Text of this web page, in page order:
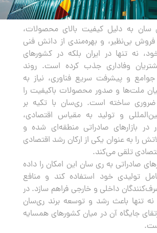
به دلیل کیفیت بالای محصولات،
بی‌نظیر، و بهره‌مندی از دانش فنی
نه تنها در ایران بلکه در کشورهای
وفاداری جذب کرده است. روند
و پیشرفت سریع فناوری، نیاز به
ملت‌ها و صدور محصولات باکیفیت را
ساخته است. ری‌سان با تکیه بر
و تولید به مقیاس اقتصادی،
بازارهای صادراتی منطقه‌ای شده و
را به عنوان یکی از ارکان رشد اقتصادی
تلقی می‌کند.
صادراتی به ری سان این امکان را داده
تولیدی خود استفاده کند و منافع
داخلی و خارجی فراهم سازد. در
نه تنها باعث رشد و توسعه برند ری‌سان
جایگاه آن در میان کشورهای همسایه